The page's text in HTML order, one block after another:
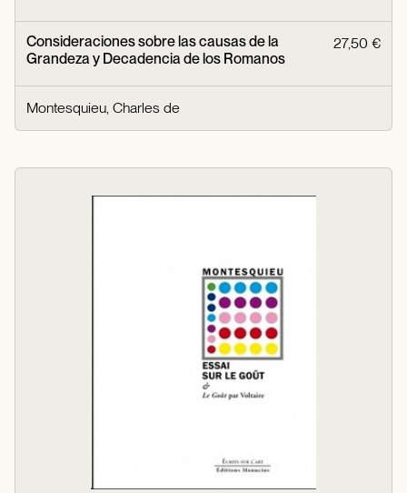
Consideraciones sobre las causas de la
Grandeza y Decadencia de los Romanos
27,50 €
Montesquieu, Charles de